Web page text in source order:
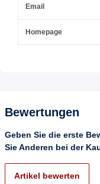
Email
Homepage
Bewertungen
Geben Sie die erste
Sie Anderen bei der
Artikel bewerten